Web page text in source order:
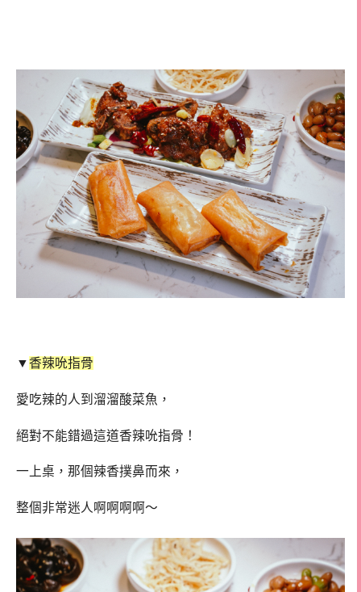
▼香辣吮指骨
愛吃辣的人到溜溜酸菜魚，
絕對不能錯過這道香辣吮指骨！
一上桌，那個辣香撲鼻而來，
整個非常迷人啊啊啊啊～